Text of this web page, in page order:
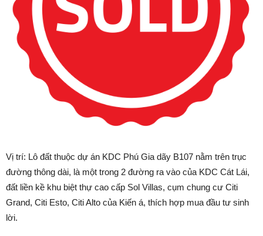
Vị trí: Lô đất thuộc dự án KDC Phú Gia dãy B107 nằm trên trục
đường thông dài, là một trong 2 đường ra vào của KDC Cát Lái,
đất liền kề khu biệt thự cao cấp Sol Villas, cụm chung cư Citi
Grand, Citi Esto, Citi Alto của Kiến á, thích hợp mua đầu tư sinh
lời.